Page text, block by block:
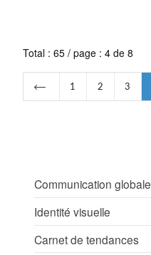
Total : 65 / page : 4 de 8
1 2 3
Communication globale
Identité visuelle
Carnet de tendances